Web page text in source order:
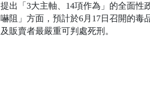
提出「3大主軸、14項作為」的全面
嚇阻」方面，預計於6月17日召開的
及販賣者最嚴重可判處死刑。